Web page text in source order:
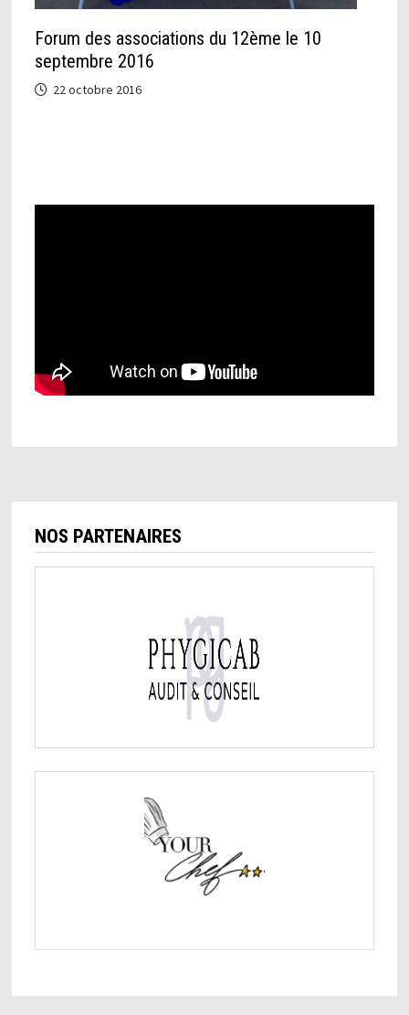
Forum des associations du 12ème le 10
septembre 2016
22 octobre 2016
NOS PARTENAIRES